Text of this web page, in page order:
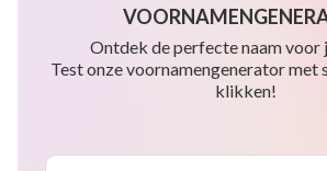
Ontdek de perfecte naam voor
Test onze voornamengenerator met
klikken!